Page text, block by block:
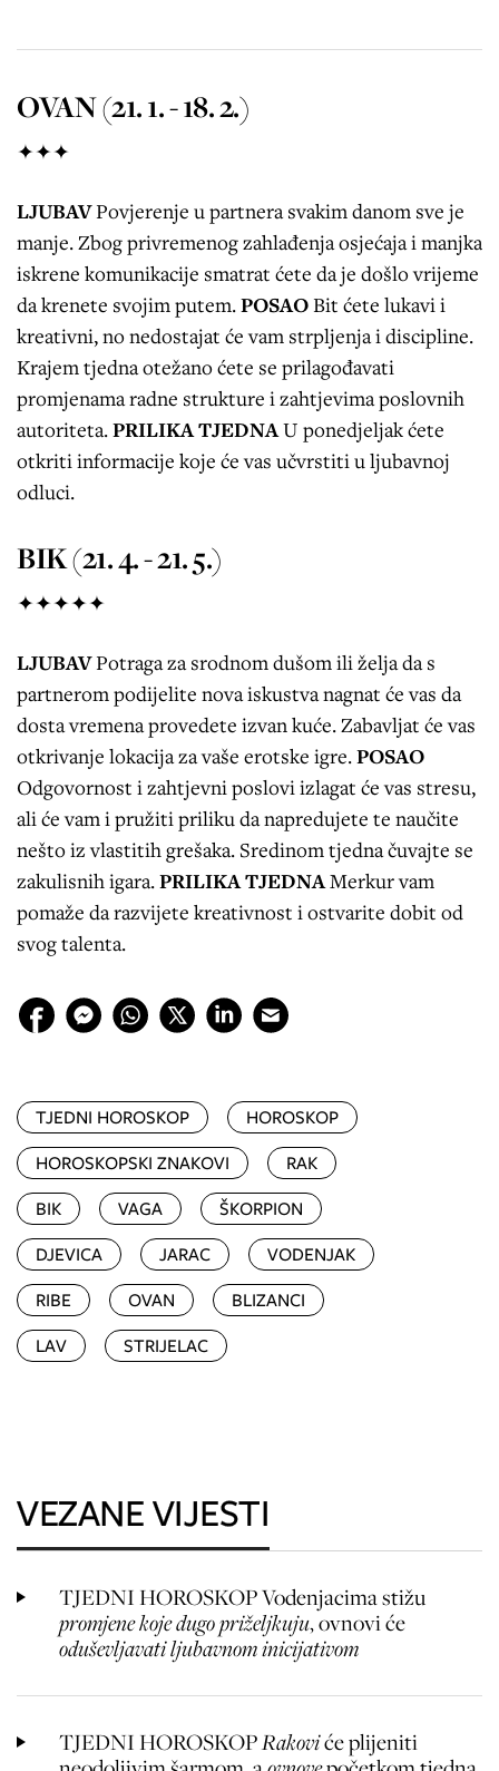
OVAN (21. 1. - 18. 2.)
✦✦✦
LJUBAVPovjerenje u partnera svakim danom sve je
manje. Zbog privremenog zahlađenja osjećaja i manjka
iskrene komunikacije smatrat ćete da je došlo vrijeme
da krenete svojim putem.POSAOBit ćete lukavi i
kreativni, no nedostajat će vam strpljenja i discipline.
Krajem tjedna otežano ćete se prilagođavati
promjenama radne strukture i zahtjevima poslovnih
autoriteta.PRILIKA TJEDNAU ponedjeljak ćete
otkriti informacije koje će vas učvrstiti u ljubavnoj
odluci.
BIK (21. 4. - 21. 5.)
✦✦✦✦✦
LJUBAVPotraga za srodnom dušom ili želja da s
partnerom podijelite nova iskustva nagnat će vas da
dosta vremena provedete izvan kuće. Zabavljat će vas
otkrivanje lokacija za vaše erotske igre.POSAO
Odgovornost i zahtjevni poslovi izlagat će vas stresu,
ali će vam i pružiti priliku da napredujete te naučite
nešto iz vlastitih grešaka. Sredinom tjedna čuvajte se
zakulisnih igara.PRILIKA TJEDNAMerkur vam
pomaže da razvijete kreativnost i ostvarite dobit od
svog talenta.
TJEDNI HOROSKOP
HOROSKOP
HOROSKOPSKI ZNAKOVI
RAK
BIK
VAGA
ŠKORPION
DJEVICA
JARAC
VODENJAK
RIBE
OVAN
BLIZANCI
LAV
STRIJELAC
VEZANE VIJESTI
TJEDNI HOROSKOP Vodenjacima stižu
promjene koje dugo priželjkuju, ovnovi će
oduševljavati ljubavnom inicijativom
TJEDNI HOROSKOPRakoviće plijeniti